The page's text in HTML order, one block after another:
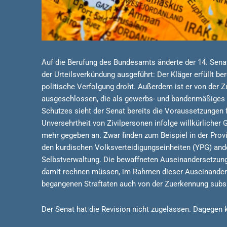
Auf die Berufung des Bundesamts änderte der 14.
der Urteilsverkündung ausgeführt: Der Kläger erfüllt
politische Verfolgung droht. Außerdem ist er von der
ausgeschlossen, die als gewerbs- und
Schutzes sieht der Senat bereits die
Unversehrtheit von Zivilpersonen infolge willkürlicher
mehr gegeben an. Zwar finden zum Beispiel in der
den kurdischen Volksverteidigungseinheiten (YPG)
Selbstverwaltung. Die bewaffneten
damit rechnen müssen, im Rahmen dieser
begangenen Straftaten auch von der Zuerkennung
Der Senat hat die Revision nicht zugelassen.